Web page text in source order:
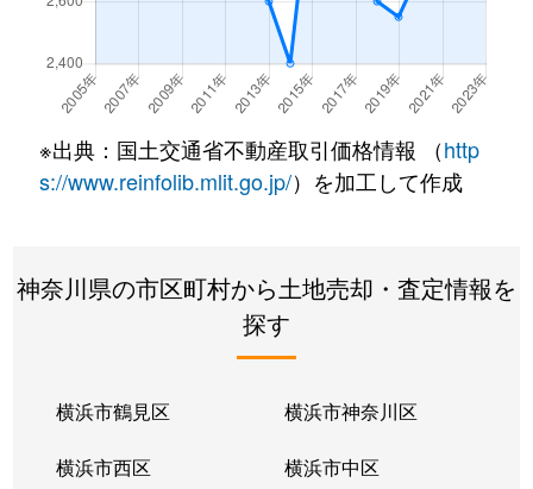
洋光台
4,900万円 洋光台
徒歩
洋光台
4,000万円 洋光台
徒歩
洋光台
4,800万円 洋光台
徒歩7
洋光台
9,100万円 洋光台
徒歩5
洋光台
※出典：国土交通省不動産取引価格情報 （http
s://www.reinfolib.mlit.go.jp/）を加工して作成
神奈川県の市区町村から土地売却・査定情報を
探す
横浜市鶴見区 横浜市神奈川区
横浜市西区 横浜市中区